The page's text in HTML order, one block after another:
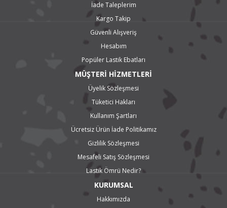
İade Taleplerim
Kargo Takip
Güvenli Alışveriş
Hesabım
Popüler Lastik Ebatları
MÜŞTERİ HİZMETLERİ
Üyelik Sözleşmesi
Tüketici Hakları
Kullanım Şartları
Ücretsiz Ürün İade Politikamız
Gizlilik Sözleşmesi
Mesafeli Satış Sözleşmesi
Lastik Ömrü Nedir?
KURUMSAL
Hakkımızda